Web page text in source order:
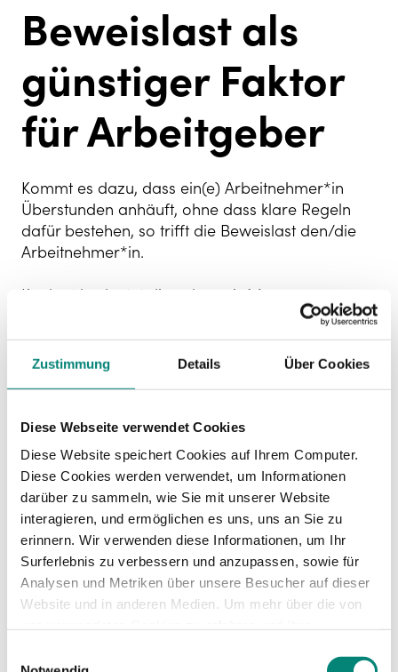
Zustimmung Details Über Cookies
Diese Webseite verwendet Cookies
Diese Website speichert Cookies auf Ihrem Computer.
Diese Cookies werden verwendet, um Informationen
darüber zu sammeln, wie Sie mit unserer Website
interagieren, und ermöglichen es uns, uns an Sie zu
erinnern. Wir verwenden diese Informationen, um Ihr
Surferlebnis zu verbessern und anzupassen, sowie für
Analysen und Metriken über unsere Besucher auf dieser
Website und in anderen Medien. Um mehr über die von
Datenschutzerklärung
Beweislast als
günstiger Faktor
für Arbeitgeber
Kommt es dazu, dass ein(e) Arbeitnehmer*in
Überstunden anhäuft, ohne dass klare Regeln
dafür bestehen, so trifft die Beweislast den/die
Arbeitnehmer*in.
Konkret bedeutet dies, dass ein(e)
Arbeitnehmer*in beweisen muss, dass die
Überstunden betrieblich veranlasst bzw. gebilligt
wurden.
Bundesarbeitsgerichts vom04.05.2022 (5 AZR
unter Umständen auf einen günstigen
Verfahrensausgang einstellen. Unter Umständen
bleibt es Dir, wie in diesem Fall, erspart, die
Überstunden auszahlen zu müssen.
Wichtige Fakten
zu Überstunden